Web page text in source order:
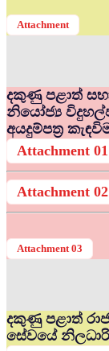
Attachment
දකුණු පළාත්
නියෝජ්‍ය
අයදුම්පත්‍ර
Attachment 01
Attachment 02
Attachment 03
දකුණු පළාත්
සේවයේ